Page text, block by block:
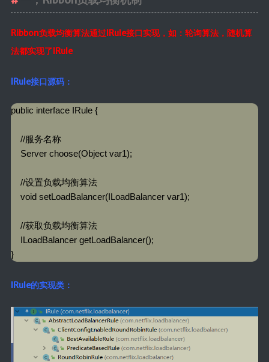
Ribbon负载均衡算法通过IRule接口实现，如：轮询算法，随机算
法都实现了IRule
IRule接口源码：
public interface IRule {
    //服务名称
    Server choose(Object var1);
    //设置负载均衡算法
    void setLoadBalancer(ILoadBalancer var1);
    //获取负载均衡算法
    ILoadBalancer getLoadBalancer();
}
IRule的实现类：